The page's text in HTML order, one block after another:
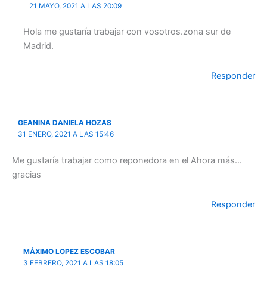
21 MAYO, 2021 A LAS 20:09
Hola me gustaría trabajar con vosotros.zona sur de
Madrid.
Responder
GEANINA DANIELA HOZAS
31 ENERO, 2021 A LAS 15:46
Me gustaría trabajar como reponedora en el Ahora más…
gracias
Responder
MÁXIMO LOPEZ ESCOBAR
3 FEBRERO, 2021 A LAS 18:05